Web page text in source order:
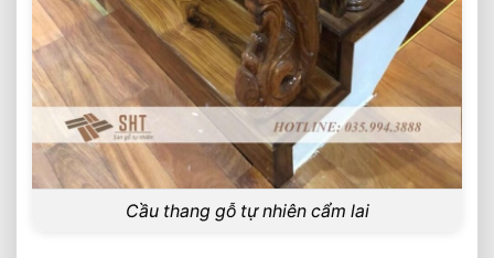
Cầu thang gỗ tự nhiên cẩm lai